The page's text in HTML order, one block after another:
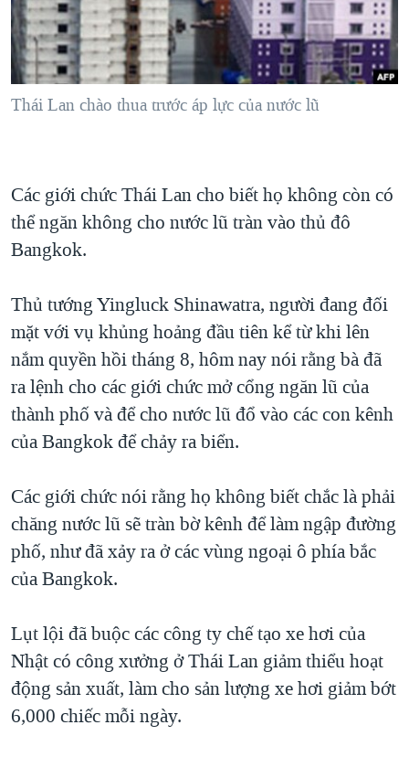
"Tìm"NGƯỜI VIỆT HẢI NGOẠI
ĐỜI SỐNG
KINH TẾ
THỂ THAO
GIÁO DỤC
TẠI
HÀNH TRÌNH BẦU CỬ 2024
MỘT NĂM CHIẾN TRANH TẠI DẢI GAZA
GIẢI MÃ VÀNH ĐAI & CON ĐƯỜNG
GROUND ZERO – XƯA VÀ NAY
CHI PHÍ CHIẾN TRANH AFGHANISTAN
THƯỢNG ĐỈNH TRUMP-KIM TẠI VIỆT NAM
TRỊNH VĨNH BÌNH VS. CHÍNH PHỦ VIỆT NAM
NGƯ DÂN VIỆT VÀ LÀN SÓNG TRỘM HẢI SÂM
BÊN KIA QUỐC LỘ: TIẾNG VỌNG TỪ NÔNG THÔN MỸ
QUAN HỆ VIỆT MỸ
VIDEO
NGHE
MẠNG XÃ HỘI
Ngôn ngữ khác
Thái Lan chào thua trước áp lực của nước lũ
Các giới chức Thái Lan cho biết họ không còn có
thể ngăn không cho nước lũ tràn vào thủ đô
Bangkok.
Thủ tướng Yingluck Shinawatra, người đang đối
mặt với vụ khủng hoảng đầu tiên kể từ khi lên
nắm quyền hồi tháng 8, hôm nay nói rằng bà đã
ra lệnh cho các giới chức mở cổng ngăn lũ của
thành phố và để cho nước lũ đổ vào các con kênh
của Bangkok để chảy ra biển.
Các giới chức nói rằng họ không biết chắc là phải
chăng nước lũ sẽ tràn bờ kênh để làm ngập đường
phố, như đã xảy ra ở các vùng ngoại ô phía bắc
của Bangkok.
Lụt lội đã buộc các công ty chế tạo xe hơi của
Nhật có công xưởng ở Thái Lan giảm thiểu hoạt
động sản xuất, làm cho sản lượng xe hơi giảm bớt
6,000 chiếc mỗi ngày.